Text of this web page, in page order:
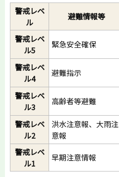
警戒レベ
ル
避難情報等
警戒レベ
ル5
緊急安全確保
警戒レベ
ル4
避難指示
警戒レベ
ル3
高齢者等避難
警戒レベ
ル2
洪水注意報、大雨注
意報
警戒レベ
ル1
早期注意情報